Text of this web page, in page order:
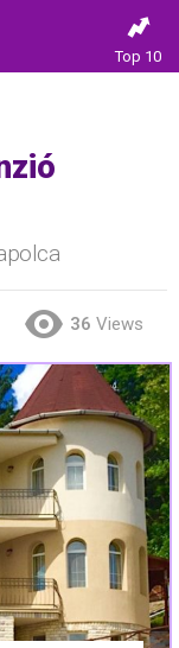
Top 10
36 Views